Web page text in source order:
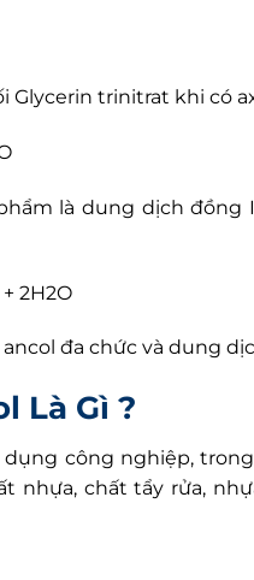
Glycerin trinitrat khi có
là dung dịch
2H2O
đa chức và dung
Là Gì ?
công nghiệp,
nhựa, chất tẩy rửa,